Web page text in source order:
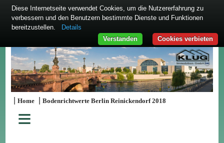
|Home |Bodenrichtwerte Berlin Reinickendorf 2018
≡
Diese Internetseite verwendet Cookies, um die Nutzererfahrung zu
verbessern und den Benutzern bestimmte Dienste und Funktionen
bereitzustellen.
Details
Cookies verbieten
Verstanden